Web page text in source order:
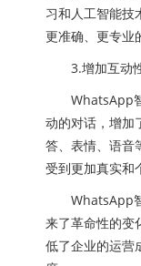
习和人工智能技
更准确、更专业
3.增加互动
WhatsApp智
动的对话，增加
答、表情、语音
受到更加真实和
WhatsApp智
来了革命性的变
低了企业的运营